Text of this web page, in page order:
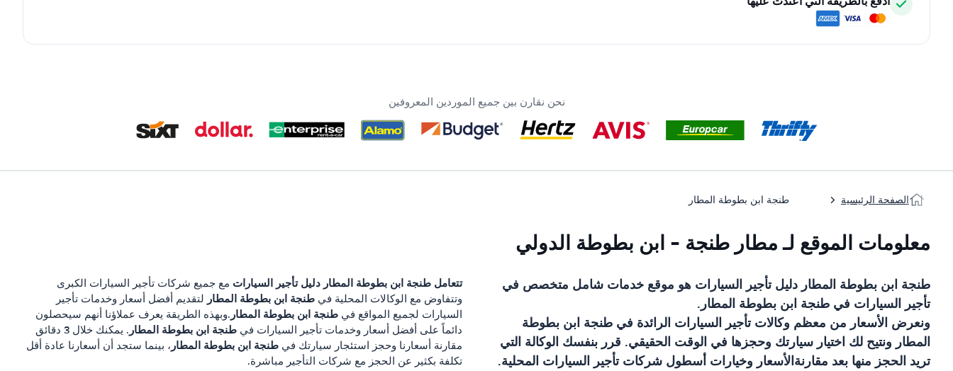
نحن نقارن بين جميع الموردين المعروفين
الصفحة الرئيسية طنجة ابن بطوطة المطار
معلومات الموقع لـ مطار طنجة - ابن بطوطة الدولي
طنجة ابن بطوطة المطار دليل تأجير السيارات هو موقع خدمات شامل متخصص في
تأجير السيارات في طنجة ابن بطوطة المطار.
ونعرض الأسعار من معظم وكالات تأجير السيارات الرائدة في طنجة ابن بطوطة
المطار ونتيح لك اختيار سيارتك وحجزها في الوقت الحقيقي. قرر بنفسك الوكالة التي
تريد الحجز منها بعد مقارنةالأسعار وخيارات أسطول شركات تأجير السيارات المحلية.
تتعامل طنجة ابن بطوطة المطار دليل تأجير السيارات مع جميع شركات تأجير السيارات الكبرى
وتتفاوض مع الوكالات المحلية في طنجة ابن بطوطة المطار لتقديم أفضل أسعار وخدمات تأجير
السيارات لجميع المواقع في طنجة ابن بطوطة المطار .وبهذه الطريقة يعرف عملاؤنا أنهم سيحصلون
دائماً على أفضل أسعار وخدمات تأجير السيارات في طنجة ابن بطوطة المطار
. يمكنك خلال 3 دقائق
مقارنة أسعارنا وحجز استئجار سيارتك في طنجة ابن بطوطة المطار ، بينما ستجد أن أسعارنا عادة أقل
تكلفة بكثير عن الحجز مع شركات التأجير مباشرة.